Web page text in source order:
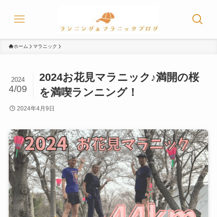
ホーム マラニック
2024お花見マラニック♪満開の桜
を満喫ランニング！
2024
4/09
2024年4月9日